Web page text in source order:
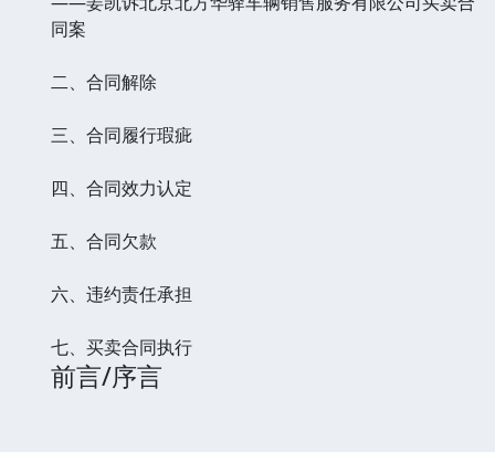
同案
二、合同解除
三、合同履行瑕疵
四、合同效力认定
五、合同欠款
六、违约责任承担
七、买卖合同执行
前言/序言